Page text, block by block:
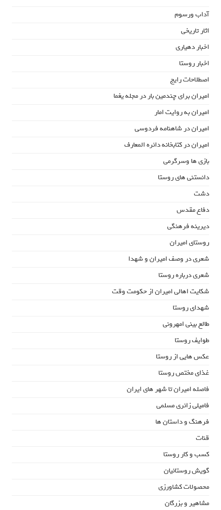
آداب ورسوم
اثار تاریخی
اخبار دهیاری
اخبار روستا
اصطلاحات رایج
امیران برای چندمین بار در مجله یغما
امیران به روایت امار
امیران در شاهنامه فردوسی
امیران در کتابخانه دائره المعارف
بازی ها وسرگرمی
دانستنی های روستا
دشت
دفاع مقدس
دیرینه فرهنگی
روستای امیران
شعری در وصف امیران و شهدا
شعری درباره روستا
شکایت اهالی امیران از حکومت وقت
شهدای روستا
طالع بینی امهرونی
طوایف روستا
عکس هایی از روستا
غذای مختص روستا
فاصله امیران تا شهر های ایران
فامیلی زائری مسلمی
فرهنگ و داستان ها
قنات
کسب و کار روستا
گویش روستائیان
محصولات کشاورزی
مشاهیر و بزرگان